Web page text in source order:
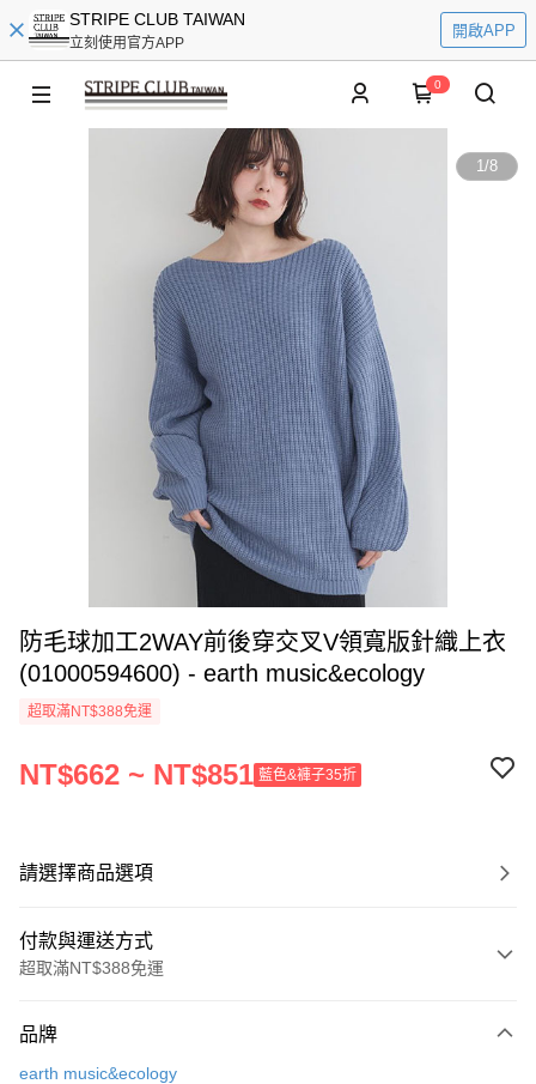
STRIPE CLUB TAIWAN
立刻使用官方APP
開啟APP
0
1/8
防毛球加工2WAY前後穿交叉V領寬版針織上衣
(01000594600) - earth music&ecology
超取滿NT$388免運
NT$662 ~ NT$851 藍色&褲子35折
請選擇商品選項
付款與運送方式
超取滿NT$388免運
信用卡一次付款
品牌
earth music&ecology